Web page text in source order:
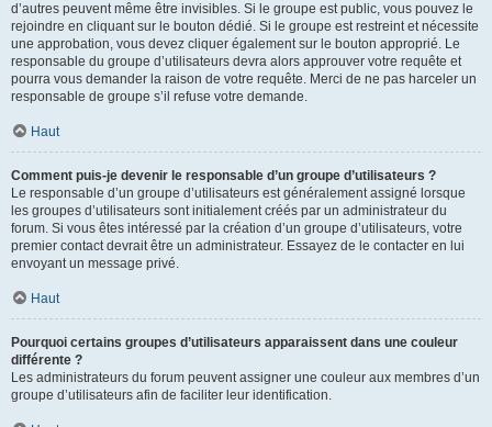
d’autres peuvent même être invisibles. Si le groupe est public, vous pouvez le
rejoindre en cliquant sur le bouton dédié. Si le groupe est restreint et nécessite
une approbation, vous devez cliquer également sur le bouton approprié. Le
responsable du groupe d’utilisateurs devra alors approuver votre requête et
pourra vous demander la raison de votre requête. Merci de ne pas harceler un
responsable de groupe s’il refuse votre demande.
Haut
Comment puis-je devenir le responsable d’un groupe d’utilisateurs ?
Le responsable d’un groupe d’utilisateurs est généralement assigné lorsque
les groupes d’utilisateurs sont initialement créés par un administrateur du
forum. Si vous êtes intéressé par la création d’un groupe d’utilisateurs, votre
premier contact devrait être un administrateur. Essayez de le contacter en lui
envoyant un message privé.
Haut
Pourquoi certains groupes d’utilisateurs apparaissent dans une couleur
différente ?
Les administrateurs du forum peuvent assigner une couleur aux membres d’un
groupe d’utilisateurs afin de faciliter leur identification.